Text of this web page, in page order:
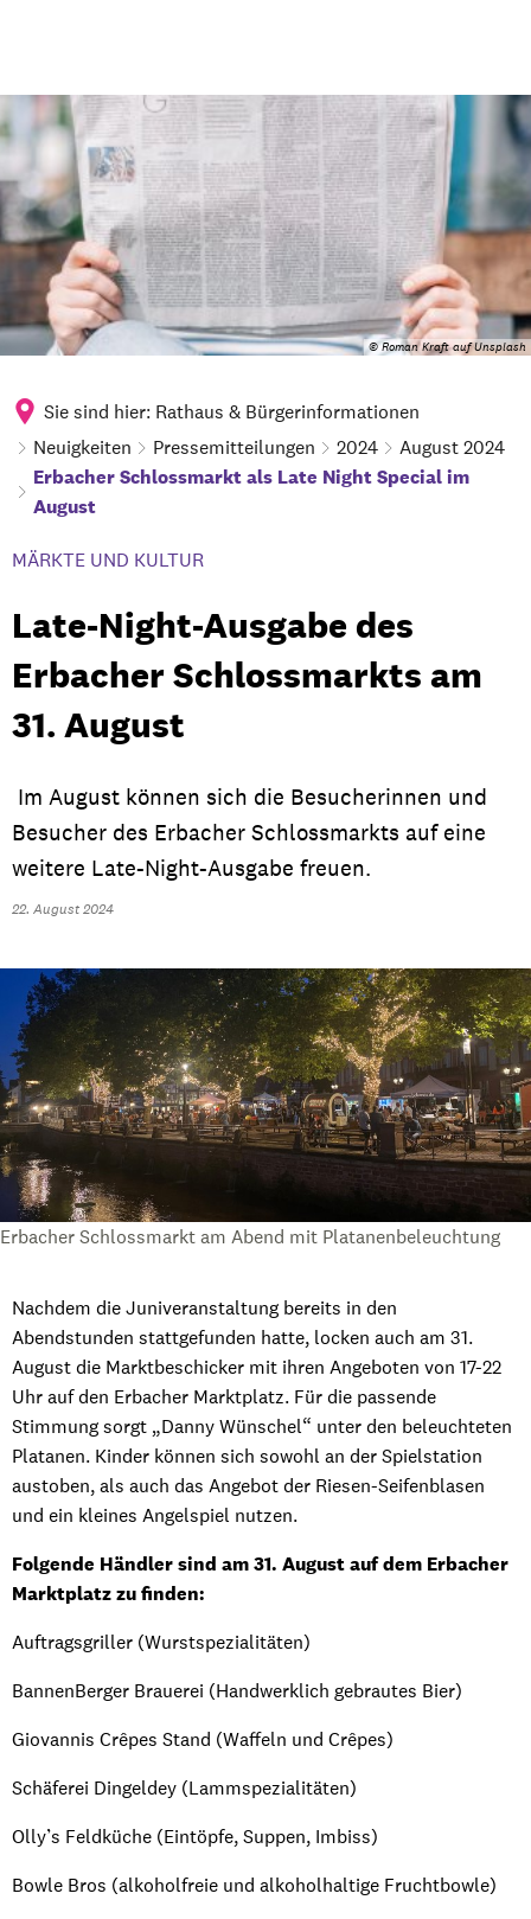
© Roman Kraft auf Unsplash
Sie sind hier: Rathaus & Bürgerinformationen
Neuigkeiten
Pressemitteilungen 2024 August 2024
Erbacher Schlossmarkt als Late Night Special im
August
MÄRKTE UND KULTUR
Late-Night-Ausgabe des
Erbacher Schlossmarkts am
31. August
Im August können sich die Besucherinnen und
Besucher des Erbacher Schlossmarkts auf eine
weitere Late-Night-Ausgabe freuen.
22. August 2024
Erbacher Schlossmarkt am Abend mit Platanenbeleuchtung
Nachdem die Juniveranstaltung bereits in den
Abendstunden stattgefunden hatte, locken auch am 31.
August die Marktbeschicker mit ihren Angeboten von 17-22
Uhr auf den Erbacher Marktplatz. Für die passende
Stimmung sorgt „Danny Wünschel“ unter den beleuchteten
Platanen. Kinder können sich sowohl an der Spielstation
austoben, als auch das Angebot der Riesen-Seifenblasen
und ein kleines Angelspiel nutzen.
Folgende Händler sind am 31. August auf dem Erbacher
Marktplatz zu finden:
Auftragsgriller (Wurstspezialitäten)
BannenBerger Brauerei (Handwerklich gebrautes Bier)
Giovannis Crêpes Stand (Waffeln und Crêpes)
Schäferei Dingeldey (Lammspezialitäten)
Olly’s Feldküche (Eintöpfe, Suppen, Imbiss)
Bowle Bros (alkoholfreie und alkoholhaltige Fruchtbowle)